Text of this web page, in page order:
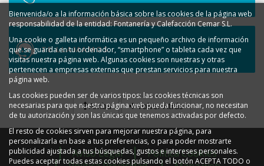
TE LLAMAMOS
Arriba Volver Atrás
Aviso Legal
Política Cookies
Bienvenida/o a la información básica sobre las cookies de la página web
responsabilidad de la entidad: Fontanería y Calefacción Cemar S.L.
Una cookie o galleta informática es un pequeño archivo de información
que se guarda en tu ordenador, “smartphone” o tableta cada vez que
visitas nuestra página web. Algunas cookies son nuestras y otras
pertenecen a empresas externas que prestan servicios para nuestra
página web.
Las cookies pueden ser de varios tipos: las cookies técnicas son
necesarias para que nuestra página web pueda funcionar, no necesitan
de tu autorización y son las únicas que tenemos activadas por defecto.
El resto de cookies sirven para mejorar nuestra página, para
personalizarla en base a tus preferencias, o para poder mostrarte
publicidad ajustada a tus búsquedas, gustos e intereses personales.
Puedes aceptar todas estas cookies pulsando el botón ACEPTA TODO o